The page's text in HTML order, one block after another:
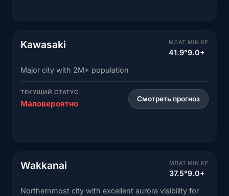
Kawasaki МЛАТ
41.9°
MIN KP
9.0+
Major city with 2M+ population
ТЕКУЩИЙ СТАТУС
Маловероятно Смотреть прогноз
Wakkanai МЛАТ
37.5°
MIN KP
9.0+
Northernmost city with excellent aurora visibility for